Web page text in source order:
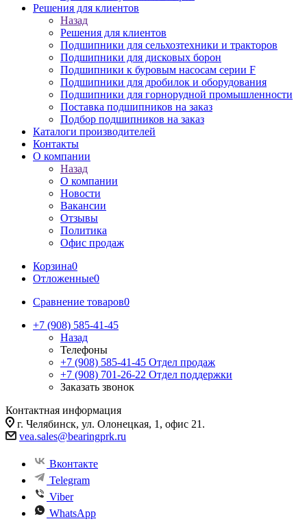
Решения для клиентов
Назад
Решения для клиентов
Подшипники для сельхозтехники и тракторов
Подшипники для дисковых борон
Подшипники к буровым насосам серии F
Подшипники для дробилок и оборудования
Подшипники для горнорудной промышленности
Поставка подшипников на заказ
Подбор подшипников на заказ
Каталоги производителей
Контакты
О компании
Назад
О компании
Новости
Вакансии
Отзывы
Политика
Офис продаж
Корзина0
Отложенные0
Сравнение товаров0
+7 (908) 585-41-45
Назад
Телефоны
+7 (908) 585-41-45 Отдел продаж
+7 (908) 701-26-22 Отдел поддержки
Заказать звонок
Контактная информация
г. Челябинск, ул. Олонецкая, 1, офис 21.
vea.sales@bearingprk.ru
Вконтакте
Telegram
Viber
WhatsApp